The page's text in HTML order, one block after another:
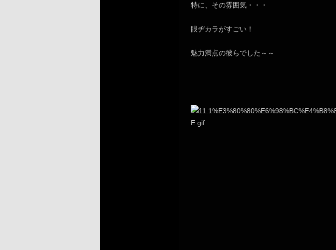
特に、その雰囲気・・・
眼ヂカラがすごい！
魅力満点の彼らでした～～